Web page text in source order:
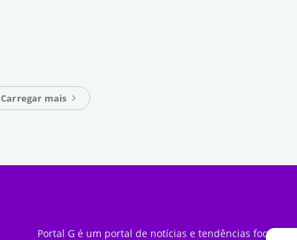
Carregar mais
Portal G é um portal de notícias e tendências focado em